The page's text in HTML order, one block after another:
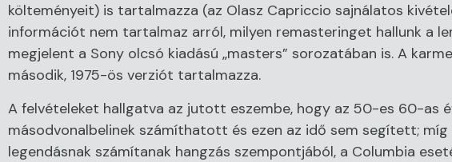
költeményeit) is tartalmazza (az Olasz Capriccio sajnálatos
információt nem tartalmaz arról, milyen remasteringet hallunk a
megjelent a Sony olcsó kiadású „masters” sorozatában is. A
második, 1975-ös verziót tartalmazza.
A felvételeket hallgatva az jutott eszembe, hogy az 50-es 60-as
másodvonalbelinek számíthatott és ezen az idő sem segített;
legendásnak számítanak hangzás szempontjából, a Columbia